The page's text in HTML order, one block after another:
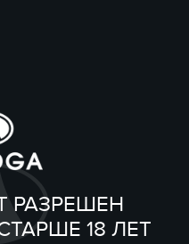
РАЗРЕШЕН
18 ЛЕТ